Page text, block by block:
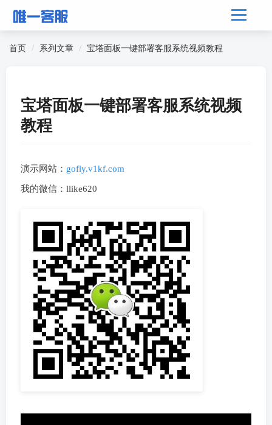
首页 系列文章 宝塔面板一键部署客服系统视频教程
宝塔面板一键部署客服系统视频
教程
演示网站： gofly.v1kf.com
我的微信：llike620